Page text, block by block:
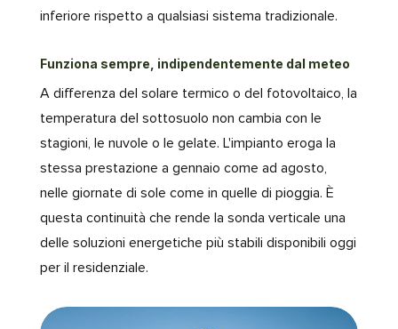
inferiore rispetto a qualsiasi sistema tradizionale.
Funziona sempre, indipendentemente dal meteo
A differenza del solare termico o del fotovoltaico, la
temperatura del sottosuolo non cambia con le
stagioni, le nuvole o le gelate. L'impianto eroga la
stessa prestazione a gennaio come ad agosto,
nelle giornate di sole come in quelle di pioggia. È
questa continuità che rende la sonda verticale una
delle soluzioni energetiche più stabili disponibili oggi
per il residenziale.